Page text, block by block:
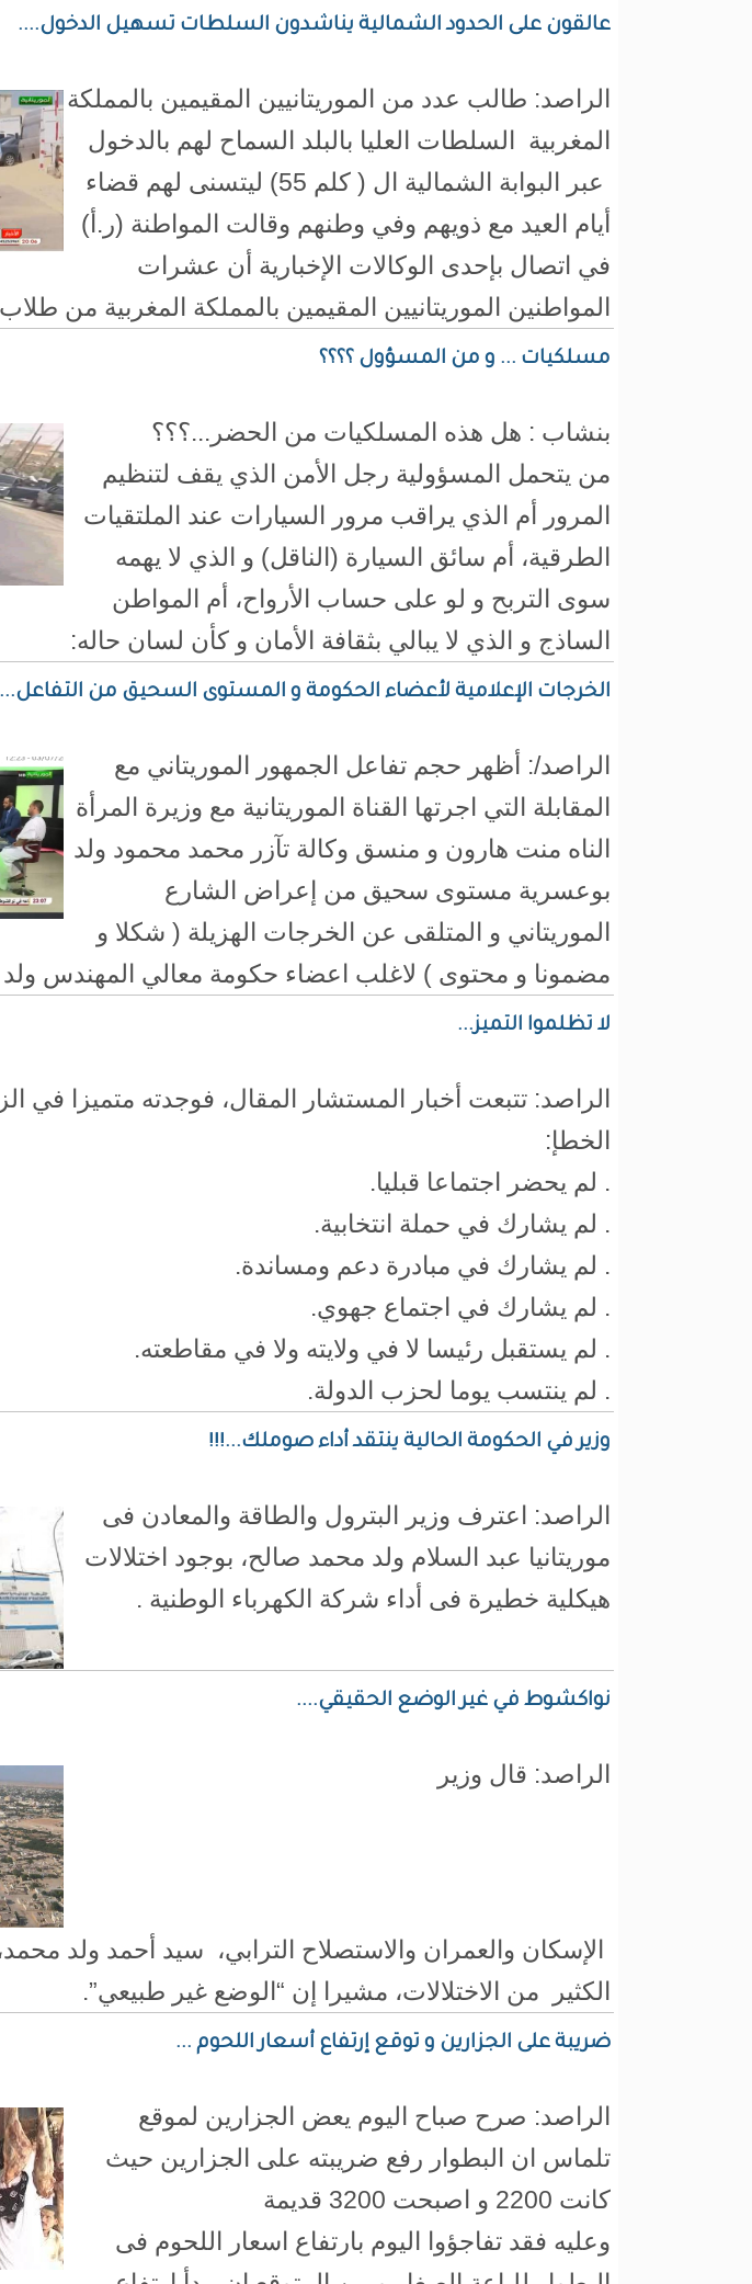
عالقون على الحدود الشمالية يناشدون السلطات تسهيل الدخول....
الراصد: طالب عدد من الموريتانيين المقيمين بالمملكة
المغربية السلطات العليا بالبلد السماح لهم بالدخول
عبر البوابة الشمالية ال ( كلم 55) ليتسنى لهم قضاء
أيام العيد مع ذويهم وفي وطنهم وقالت المواطنة (ر.أ)
في اتصال بإحدى الوكالات الإخبارية أن عشرات
المواطنين الموريتانيين المقيمين بالمملكة المغربية من
مسلكيات ... و من المسؤول ؟؟؟؟
بنشاب : هل هذه المسلكيات من الحضر...؟؟؟
من يتحمل المسؤولية رجل الأمن الذي يقف لتنظيم
المرور أم الذي يراقب مرور السيارات عند الملتقيات
الطرقية، أم سائق السيارة (الناقل) و الذي لا يهمه
سوى التربح و لو على حساب الأرواح، أم المواطن
الساذج و الذي لا يبالي بثقافة الأمان و كأن لسان حاله:
الخرجات الإعلامية لأعضاء الحكومة و المستوى السحيق من
الراصد/: أظهر حجم تفاعل الجمهور الموريتاني مع
المقابلة التي اجرتها القناة الموريتانية مع وزيرة المرأة
الناه منت هارون و منسق وكالة تآزر محمد محمود ولد
بوعسرية مستوى سحيق من إعراض الشارع
الموريتاني و المتلقى عن الخرجات الهزيلة ( شكلا و
مضمونا و محتوى ) لاغلب اعضاء حكومة معالي المهندس ولد
لا تظلموا التميز...
الراصد: تتبعت أخبار المستشار المقال، فوجدته متميزا في
الخطإ:
. لم يحضر اجتماعا قبليا.
. لم يشارك في حملة انتخابية.
. لم يشارك في مبادرة دعم ومساندة.
. لم يشارك في اجتماع جهوي.
. لم يستقبل رئيسا لا في ولايته ولا في مقاطعته.
. لم ينتسب يوما لحزب الدولة.
وزير في الحكومة الحالية ينتقد أداء صوملك...!!!
الراصد: اعترف وزير البترول والطاقة والمعادن فى
موريتانيا عبد السلام ولد محمد صالح، بوجود اختلالات
هيكلية خطيرة فى أداء شركة الكهرباء الوطنية .
نواكشوط في غير الوضع الحقيقي....
الراصد: قال وزير
الإسكان والعمران والاستصلاح الترابي، سيد أحمد ولد
الكثير من الاختلالات، مشيرا إن “الوضع غير طبيعي”.
ضريبة على الجزارين و توقع إرتفاع أسعار اللحوم ...
الراصد: صرح صباح اليوم يعض الجزارين لموقع
تلماس ان البطوار رفع ضريبته على الجزارين حيث
كانت 2200 و اصبحت 3200 قديمة
وعليه فقد تفاجؤوا اليوم بارتفاع اسعار اللحوم فى